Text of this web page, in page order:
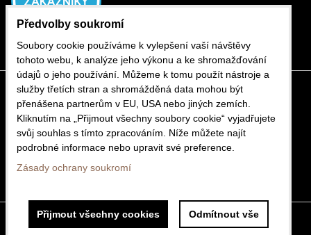
Předvolby soukromí Zásady ochrany soukromí
Předvolby soukromí
Soubory cookie používáme k vylepšení vaší návštěvy
tohoto webu, k analýze jeho výkonu a ke shromažďování
údajů o jeho používání. Můžeme k tomu použít nástroje a
služby třetích stran a shromážděná data mohou být
přenášena partnerům v EU, USA nebo jiných zemích.
Kliknutím na „Přijmout všechny soubory cookie“ vyjadřujete
svůj souhlas s tímto zpracováním. Níže můžete najít
podrobné informace nebo upravit své preference.
Zásady ochrany soukromí
Přijmout všechny cookies Odmítnout vše